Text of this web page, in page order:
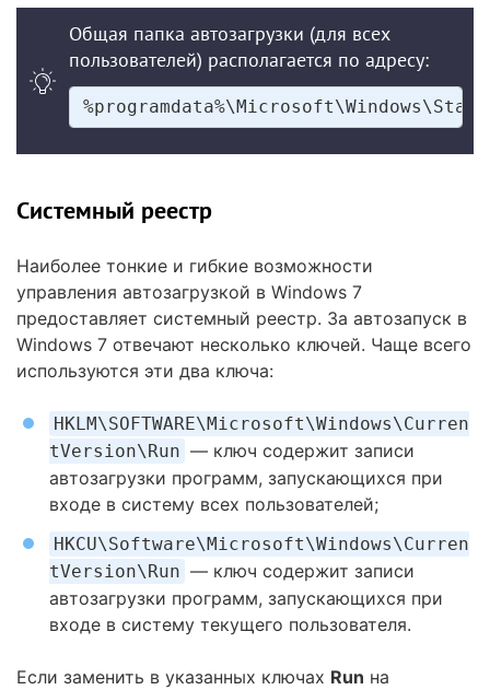
Общая папка автозагрузки (для всех
пользователей) располагается по адресу:
Системный реестр
Наиболее тонкие и гибкие возможности
управления автозагрузкой в Windows 7
предоставляет системный реестр. За автозапуск в
Windows 7 отвечают несколько ключей. Чаще всего
используются эти два ключа:
HKLM\SOFTWARE\Microsoft\Windows\Curren
tVersion\Run — ключ содержит записи
автозагрузки программ, запускающихся при
входе в систему всех пользователей;
HKCU\Software\Microsoft\Windows\Curren
tVersion\Run — ключ содержит записи
автозагрузки программ, запускающихся при
входе в систему текущего пользователя.
Если заменить в указанных ключах Run на